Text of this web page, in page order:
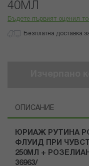
40МЛ
Бъдете първият оценил
Безплатна доставка
ОПИСАНИЕ
ЮРИАЖ РУТИНА
ФЛУИД ПРИ
250МЛ +
36963/